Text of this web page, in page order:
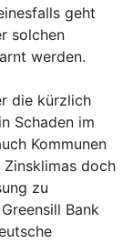
geht
solchen
werden.
die kürzlich
Schaden im
Kommunen
doch
zu
Bank